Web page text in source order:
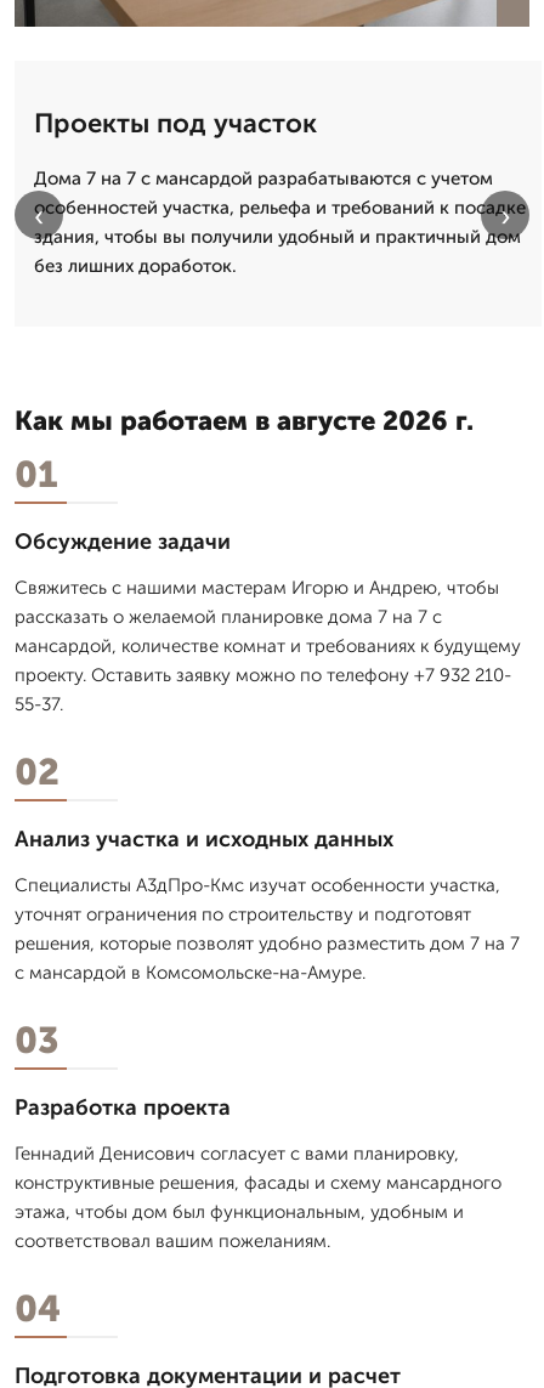
Проекты под участок
Дома 7 на 7 с мансардой разрабатываются с учетом
особенностей участка, рельефа и требований к посадке
здания, чтобы вы получили удобный и практичный дом
без лишних доработок.
‹ ›
Как мы работаем в августе 2026 г.
01
Обсуждение задачи
Свяжитесь с нашими мастерам Игорю и Андрею, чтобы
рассказать о желаемой планировке дома 7 на 7 с
мансардой, количестве комнат и требованиях к будущему
проекту. Оставить заявку можно по телефону +7 932 210-
55-37.
02
Анализ участка и исходных данных
Специалисты А3дПро-Кмс изучат особенности участка,
уточнят ограничения по строительству и подготовят
решения, которые позволят удобно разместить дом 7 на 7
с мансардой в Комсомольске-на-Амуре.
03
Разработка проекта
Геннадий Денисович согласует с вами планировку,
конструктивные решения, фасады и схему мансардного
этажа, чтобы дом был функциональным, удобным и
соответствовал вашим пожеланиям.
04
Подготовка документации и расчет